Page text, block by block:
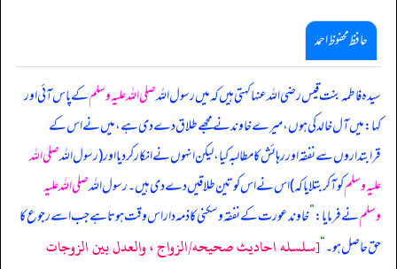
حافظ محفوظ احمد
سیدہ فاطمہ بنت قیس رضی اللہ عنہا کہتی ہیں کہ میں رسول اللہصلی اللہ علیہ وسلمکے پاس آئی اور
کہا: میں آل خالد کی ہوں، میرے خاوند نے مجھے طلاق دے دی ہے، میں نے اس کے
قرابتداروں سے نفقہ اور رہائش کا مطالبہ کیا، لیکن انہوں نے انکار کر دیا اور (رسول اللهصلی اللہ
علیہ وسلمکو آ کر بتلایا کہ) اس نے اس کو تین طلاقیں دے دی ہیں۔ رسول اللهصلی اللہ علیہ
وسلمنے فرمایا:”خاوند عورت کے نفقہ و سکنی کا ذمہ دار اس وقت ہوتا ہے جب اسے رجوع کا
حق حاصل ہو۔“[سلسله احاديث صحيحه/الزواج ، والعدل بين الزوجات